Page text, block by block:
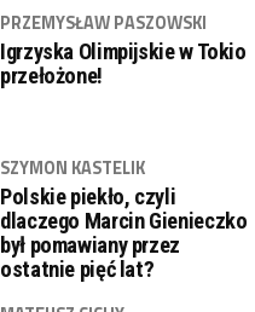
PRZEMYSŁAW PASZOWSKI
Igrzyska Olimpijskie w Tokio
przełożone!
SZYMON KASTELIK
Polskie piekło, czyli
dlaczego Marcin Gienieczko
był pomawiany przez
ostatnie pięć lat?